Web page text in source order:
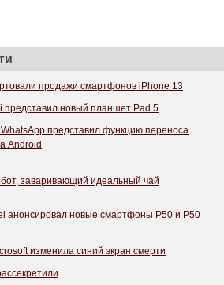
продажи смартфонов iPhone 13
представил новый планшет Pad 5
представил функцию переноса
Android
заваривающий идеальный чай
анонсировал новые смартфоны P50 и P50
изменила синий экран смерти